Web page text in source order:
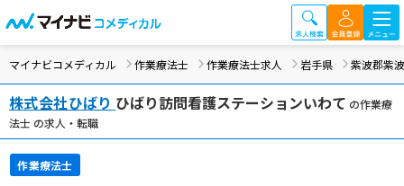
マイナビコメディカル 作業療法士 作業療法士求人 岩手県 紫波郡紫
株式会社ひばり ひばり訪問看護ステーションいわて の作業療
法士 の求人・転職
作業療法士